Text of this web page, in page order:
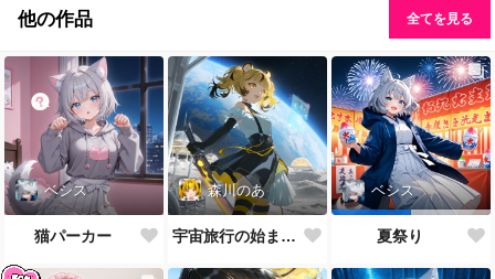
他の作品 全てを見る
ベシス
猫パーカー
森川のあ
宇宙旅行の始まり ― 虎耳の旅人
ベシス
夏祭り